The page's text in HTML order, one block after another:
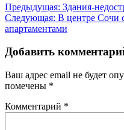
Навигация
по
Предыдущая: Здания-
Следующая: В центре Сочи
апартаментами
Добавить
Ваш адрес email не будет
помечены *
Комментарий *